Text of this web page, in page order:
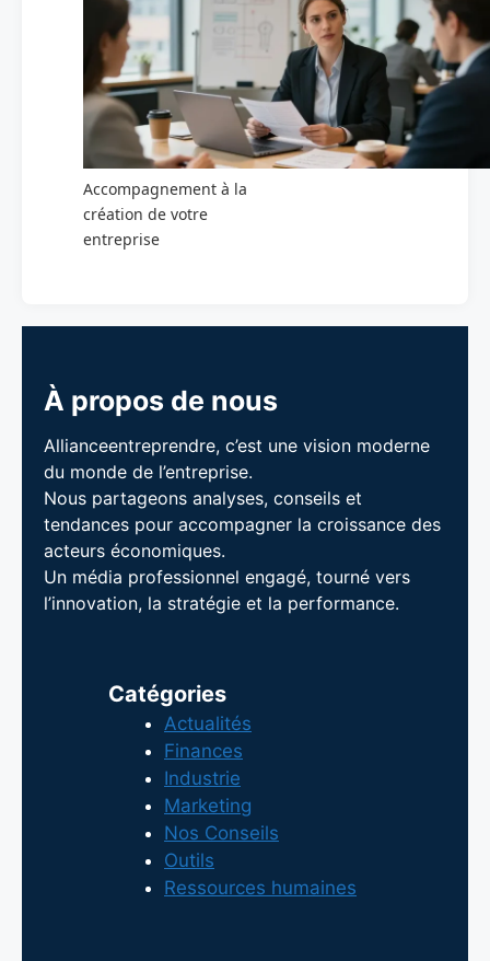
Accompagnement à la
création de votre
entreprise
À propos de nous
Allianceentreprendre, c’est une vision moderne
du monde de l’entreprise.
Nous partageons analyses, conseils et
tendances pour accompagner la croissance des
acteurs économiques.
Un média professionnel engagé, tourné vers
l’innovation, la stratégie et la performance.
Catégories
Actualités
Finances
Industrie
Marketing
Nos Conseils
Outils
Ressources humaines